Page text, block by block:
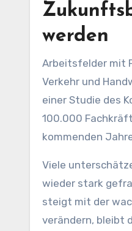
werden
Arbeitsfelder mit
Verkehr und
einer Studie des
100.000
kommenden
Viele
wieder stark
steigt mit der
verändern, bleibt